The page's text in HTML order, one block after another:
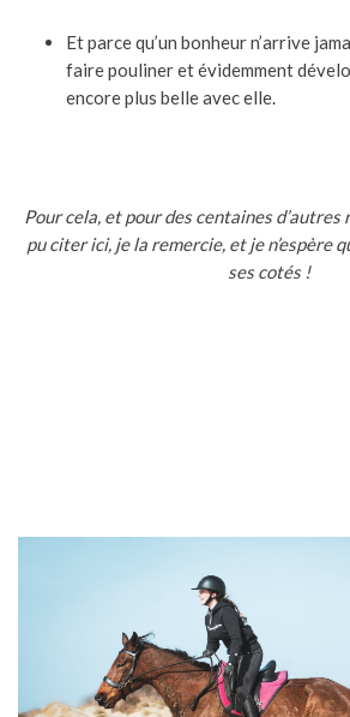
Et parce qu’un bonheur n’arrive
faire pouliner et évidemment
encore plus belle avec elle.
Pour cela, et pour des centaines d’autres
pu citer ici, je la remercie, et je n’espère
ses cotés !